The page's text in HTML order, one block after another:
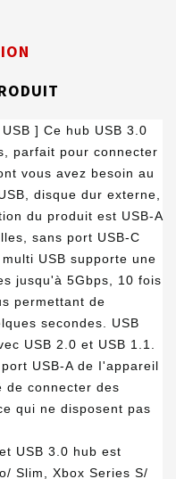
] Ce hub USB 3.0
parfait pour connecter
vous avez besoin au
disque dur externe,
du produit est USB-A
sans port USB-C
USB supporte une
jusqu'à 5Gbps, 10 fois
permettant de
secondes. USB
USB 2.0 et USB 1.1.
USB-A de I'appareil
de connecter des
qui ne disposent pas
USB 3.0 hub est
Slim, Xbox Series S/